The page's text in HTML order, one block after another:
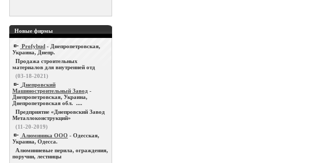
Новые фирмы
Profybud - Днепропетровская,
Украина, Днепр.
Продажа строительных
материалов для внутренней отд
(03-18-2021)
Днепровский
Машиностроительный Завод -
Днепропетровская, Украина,
Днепропетровская обл. ....
Предприятие «Днепровский Завод
Металлоконструкций»
(11-20-2019)
Алюминика ООО - Одесская,
Украина, Одесса.
Алюминиевые перила, ограждения,
поручни, лестницы